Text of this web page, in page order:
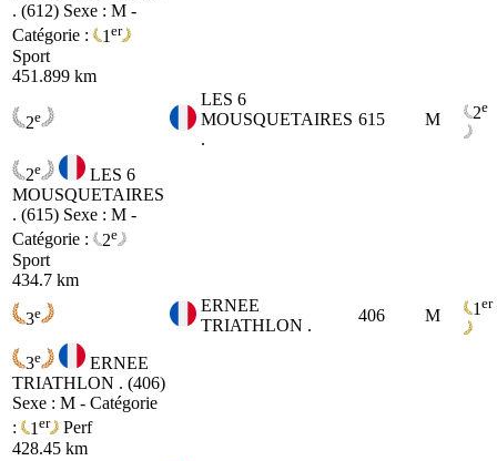
. (612) Sexe : M -
Catégorie :
1 er
Sport
451.899 km
2e
LES 6
MOUSQUETAIRES
.
615 M 2e
2e
LES 6
MOUSQUETAIRES
. (615) Sexe : M -
Catégorie :
2e
Sport
434.7 km
3e
ERNEE
TRIATHLON .
406 M 1 er
3e
ERNEE
TRIATHLON . (406)
Sexe : M - Catégorie
:
1 er
Perf
428.45 km